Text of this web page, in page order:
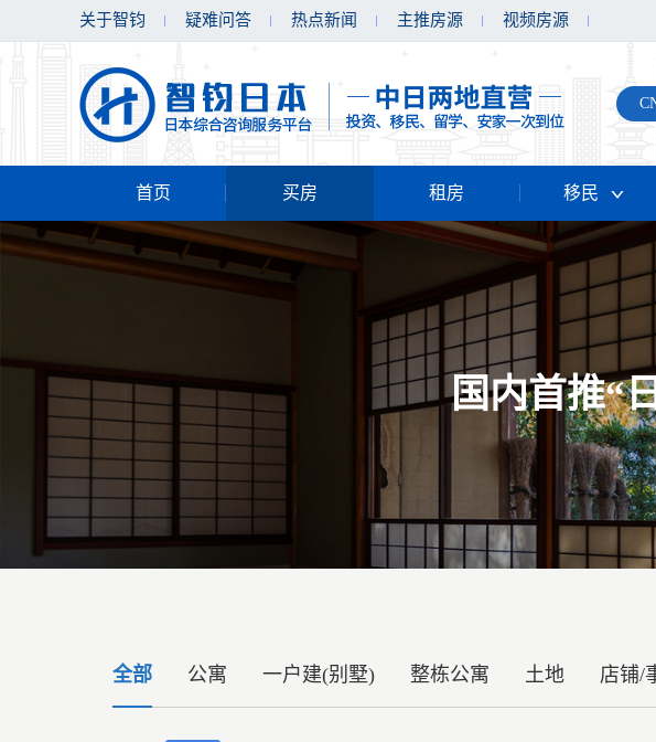
关于智钧 疑难问答 热点新闻 主推房源 视频房源
首页 买房 租房 移民
国内首推“
全部 公寓 一户建(别墅) 整栋公寓 土地 店铺/